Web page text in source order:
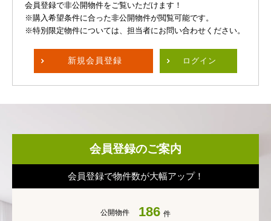
会員登録で非公開物件をご覧いただけます！
※購入希望条件に合った非公開物件が閲覧可能です。
※特別限定物件については、担当者にお問い合わせください。
新規会員登録 ログイン
会員登録のご案内
会員登録で物件数が大幅アップ！
公開物件 186 件